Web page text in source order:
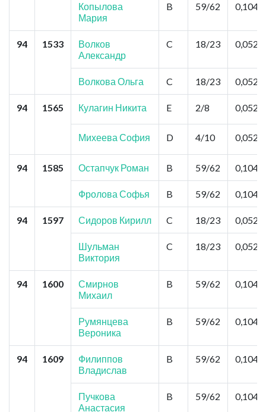
Копылова
Мария
B 59/62 0,104
94 1533
Волков
Александр
C 18/23 0,052
Волкова Ольга C 18/23 0,052
94 1565 Кулагин Никита E 2/8 0,052
Михеева София D 4/10 0,052
94 1585 Остапчук Роман B 59/62 0,104
Фролова Софья B 59/62 0,104
94 1597 Сидоров Кирилл C 18/23 0,052
Шульман
Виктория
C 18/23 0,052
94 1600
Смирнов
Михаил
B 59/62 0,104
Румянцева
Вероника
B 59/62 0,104
94 1609
Филиппов
Владислав
B 59/62 0,104
Пучкова
Анастасия
B 59/62 0,104